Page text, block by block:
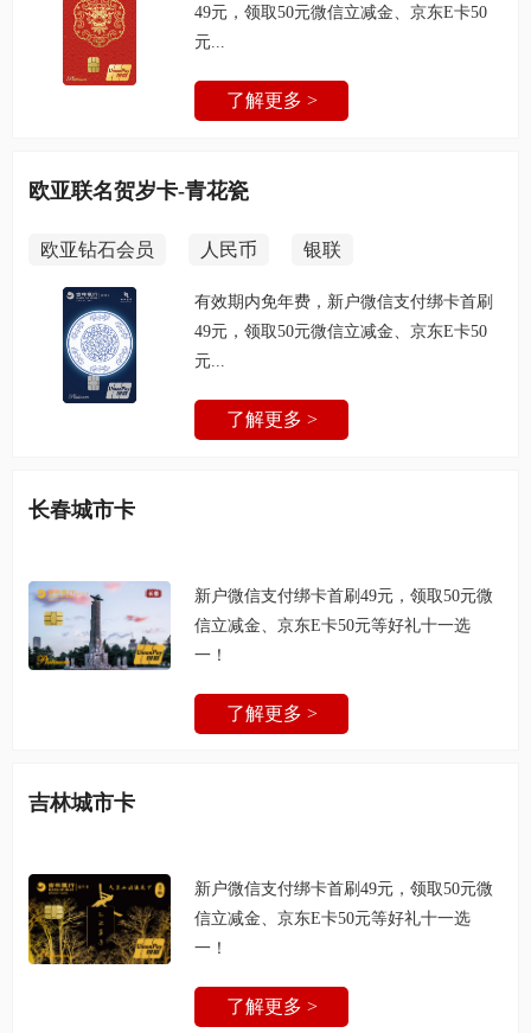
通化城市卡
微信立减金、...
49元，领取50元微信立减金、京东E卡50
元...
了解更多 >
欧亚联名贺岁卡-青花瓷
欧亚钻石会员 人民币 银联
有效期内免年费，新户微信支付绑卡首刷
49元，领取50元微信立减金、京东E卡50
元...
了解更多 >
长春城市卡
新户微信支付绑卡首刷49元，领取50元微
信立减金、京东E卡50元等好礼十一选
一！
了解更多 >
吉林城市卡
新户微信支付绑卡首刷49元，领取50元微
信立减金、京东E卡50元等好礼十一选
一！
了解更多 >